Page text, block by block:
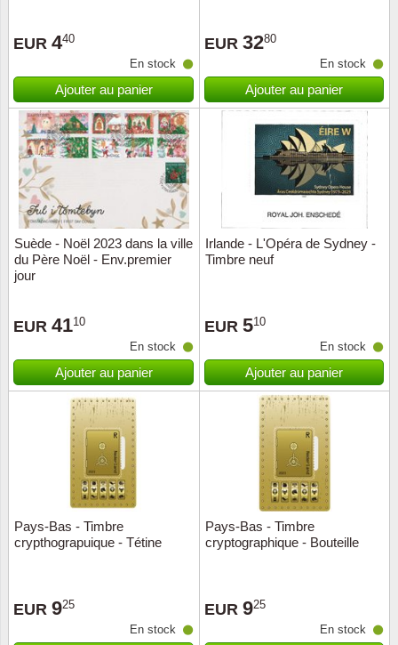
EUR 440
En stock
Ajouter au panier
EUR 3280
En stock
Ajouter au panier
Suède - Noël 2023 dans la ville
du Père Noël - Env.premier
jour
EUR 4110
En stock
Ajouter au panier
Irlande - L'Opéra de Sydney -
Timbre neuf
EUR 510
En stock
Ajouter au panier
Pays-Bas - Timbre
crypthograpuique - Tétine
EUR 925
En stock
Pays-Bas - Timbre
cryptographique - Bouteille
EUR 925
En stock
Malte
ONU